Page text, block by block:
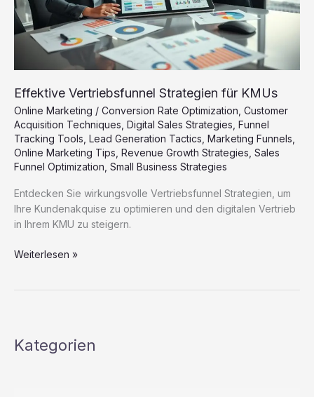
Effektive Vertriebsfunnel Strategien für KMUs
Online Marketing / Conversion Rate Optimization Customer
Acquisition Techniques Digital Sales Strategies Funnel
Tracking Tools Lead Generation Tactics Marketing Funnels
Online Marketing Tips Revenue Growth Strategies Sales
Funnel Optimization Small Business Strategies
Entdecken Sie wirkungsvolle Vertriebsfunnel Strategien, um
Ihre Kundenakquise zu optimieren und den digitalen Vertrieb
in Ihrem KMU zu steigern.
Effektive
Weiterlesen »
Kategorien